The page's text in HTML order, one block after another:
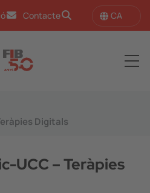
Contacte CA
Digitals
UCC – Teràpies